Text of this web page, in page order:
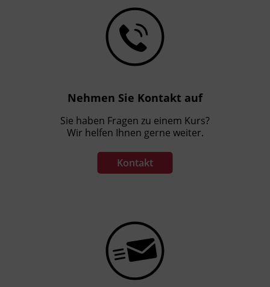
Nehmen Sie Kontakt auf
Sie haben Fragen zu einem Kurs?
Wir helfen Ihnen gerne weiter.
Kontakt